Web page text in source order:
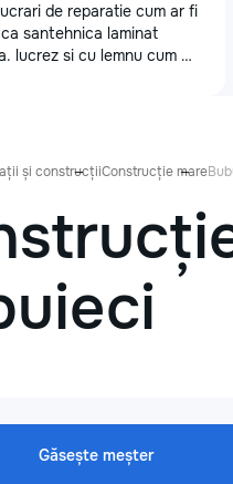
de reparatie cum ar fi
santehnica laminat
lucrez si cu lemnu cum ar
și construcțiiConstrucție mare
Găsește meșter